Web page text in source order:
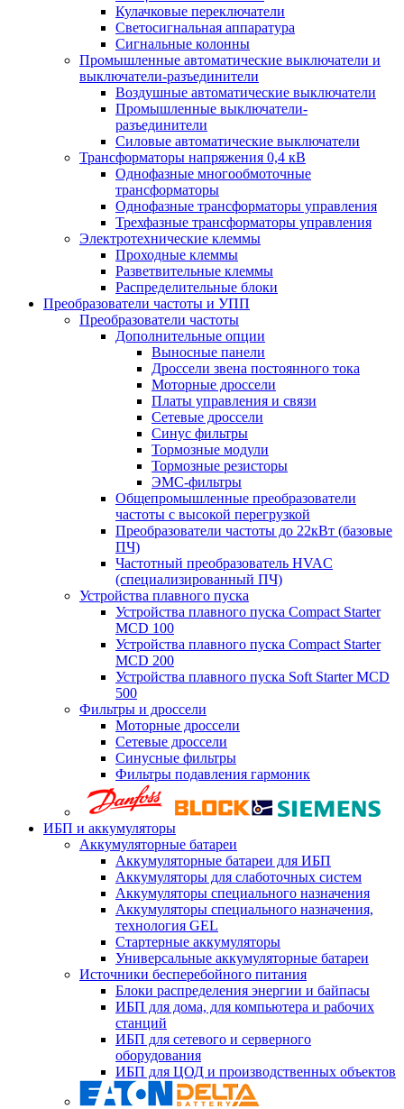
Кулачковые переключатели
Светосигнальная аппаратура
Сигнальные колонны
Промышленные автоматические выключатели и
выключатели-разъединители
Воздушные автоматические выключатели
Промышленные выключатели-
разъединители
Силовые автоматические выключатели
Трансформаторы напряжения 0,4 кВ
Однофазные многообмоточные
трансформаторы
Однофазные трансформаторы управления
Трехфазные трансформаторы управления
Электротехнические клеммы
Проходные клеммы
Разветвительные клеммы
Распределительные блоки
Преобразователи частоты и УПП
Преобразователи частоты
Дополнительные опции
Выносные панели
Дроссели звена постоянного тока
Моторные дроссели
Платы управления и связи
Сетевые дроссели
Синус фильтры
Тормозные модули
Тормозные резисторы
ЭМС-фильтры
Общепромышленные преобразователи
частоты с высокой перегрузкой
Преобразователи частоты до 22кВт (базовые
ПЧ)
Частотный преобразователь HVAC
(специализированный ПЧ)
Устройства плавного пуска
Устройства плавного пуска Compact Starter
MCD 100
Устройства плавного пуска Compact Starter
MCD 200
Устройства плавного пуска Soft Starter MCD
500
Фильтры и дроссели
Моторные дроссели
Сетевые дроссели
Синусные фильтры
Фильтры подавления гармоник
ИБП и аккумуляторы
Аккумуляторные батареи
Аккумуляторные батареи для ИБП
Аккумуляторы для слаботочных систем
Аккумуляторы специального назначения
Аккумуляторы специального назначения,
технология GEL
Стартерные аккумуляторы
Универсальные аккумуляторные батареи
Источники бесперебойного питания
Блоки распределения энергии и байпасы
ИБП для дома, для компьютера и рабочих
станций
ИБП для сетевого и серверного
оборудования
ИБП для ЦОД и производственных объектов